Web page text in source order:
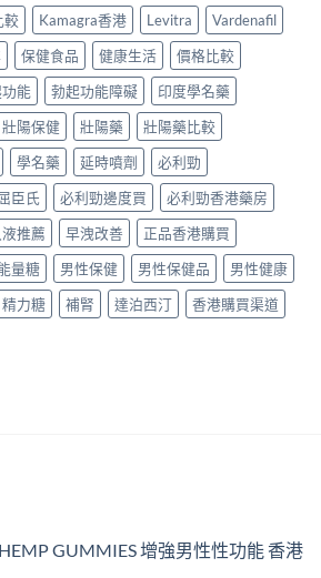
較 Kamagra香港 Levitra
Vardenafil
保健食品 健康生活
價格比較
能 勃起功能障礙
印度學名藥
壯陽保健 壯陽藥
壯陽藥比較
學名藥 延時噴劑
必利勁
臣氏 必利勁邊度買
必利勁香港藥房
推薦 早洩改善
正品香港購買
量糖 男性保健 男性保健品
男性健康
精力糖 補腎 達泊西汀 香港購買渠道
GUMMIES 增強男性性功能 香港